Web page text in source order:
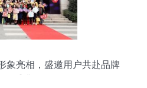
象亮相，盛邀用户共赴品牌